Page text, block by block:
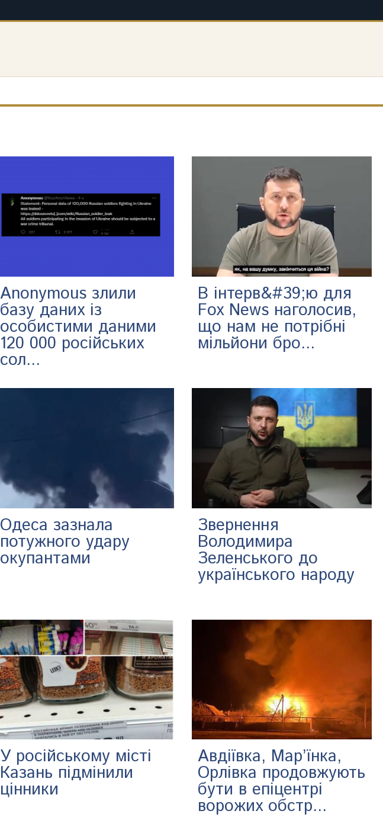
Anonymous злили
базу даних із
особистими даними
120 000 російських
сол...
В інтерв&#39;ю для
Fox News наголосив,
що нам не потрібні
мільйони бро...
Одеса зазнала
потужного удару
окупантами
Звернення
Володимира
Зеленського до
українського народу
У російському місті
Казань підмінили
цінники
Авдіївка, Мар’їнка,
Орлівка продовжують
бути в епіцентрі
ворожих обстр...